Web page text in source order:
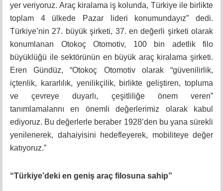
yer veriyoruz. Araç kiralama iş kolunda, Türkiye ile birlikte
toplam 4 ülkede Pazar lideri konumundayız” dedi.
Türkiye’nin 27. büyük şirketi, 37. en değerli şirketi olarak
konumlanan Otokoç Otomotiv, 100 bin adetlik filo
büyüklüğü ile sektörünün en büyük araç kiralama şirketi.
Eren Gündüz, “Otokoç Otomotiv olarak “güvenilirlik,
içtenlik, kararlılık, yenilikçilik, birlikte geliştiren, topluma
ve çevreye duyarlı, çeşitliliğe önem veren”
tanımlamalarını en önemli değerlerimiz olarak kabul
ediyoruz. Bu değerlerle beraber 1928’den bu yana sürekli
yenilenerek, dahaiyisini hedefleyerek, mobiliteye değer
katıyoruz.”
“Türkiye’deki en geniş araç filosuna sahip”